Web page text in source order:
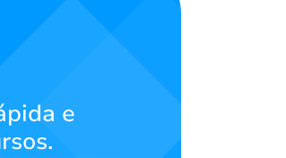
e